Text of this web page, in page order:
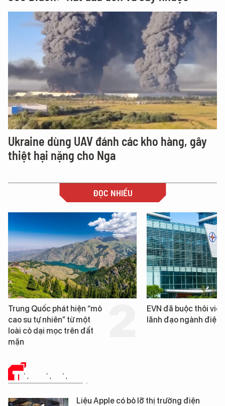
Ukraine dùng UAV đánh các kho hàng, gây
thiệt hại nặng cho Nga
ĐỌC NHIỀU
EVN đã buộc thôi việc 3
lãnh đạo ngành điện
Loạt dự án bất động
Đà Nẵng sắp bị kiểm
TIN CÔNG NGHỆ
Liệu Apple có bỏ lỡ thị trường điện